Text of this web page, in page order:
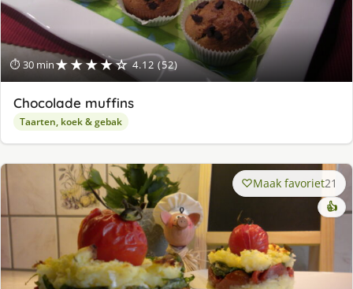
⏱ 30 min★★★★☆ 4.12 (52)
Chocolade muffins
Taarten, koek & gebak
Maak favoriet21
👍